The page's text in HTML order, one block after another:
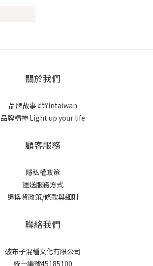
關於我們
品牌故事 茚Yintaiwan
品牌精神 Light up your life
顧客服務
隱私權政策
運送服務方式
退換貨政策/條款與細則
聯絡我們
破布子混種文化有限公司
統一編號45185100